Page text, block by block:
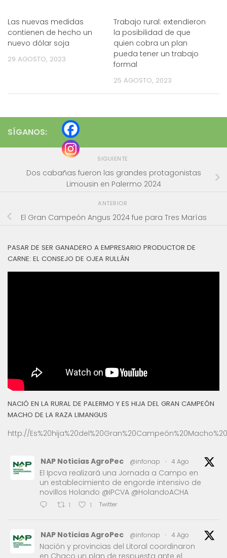
Las nuevas medidas
contienen de hecho un
nuevo dólar soja
29 AGOSTO, 2023
Trabajo rural: extendieron
la posibilidad de que
quien cobra un plan
pueda tener un trabajo
formal
25 AGOSTO, 2023
SÍGANOS:
SIGUIENTE
Dos cabañas fueron las grandes protagonistas
Limousin en Palermo 2024
ANTERIOR
El Gran Campeón Angus 2024 fue para Tres Marías
PASAR DE SER GANADERO A EMPRESARIO PRODUCTOR DE
CARNE: EL CONSEJO DE OJEA RULLÁN
NACIÓ EN LA RURAL DE PALERMO Y ES HIJA DEL GRAN CAMPEÓN
MACHO DE LA RAZA LIMANGUS
http://
NAP Noticias AgroPec @infonap · 4 Ago
El Ipcva realizará una Jornada a Campo en
un establecimiento de engorde intensivo de
novillos Holando @IPCVA @HolandoACHA
1 1 Twitter
NAP Noticias AgroPec @infonap · 4 Ago
Nación y provincias del Litoral coordinaron
en Chaco un plan de respuesta ante el